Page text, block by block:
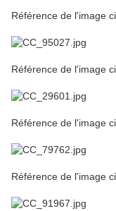
Référence de l'image
Référence de l'image
Référence de l'image
Référence de l'image